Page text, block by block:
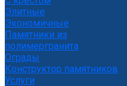
Элитные
Экономичные
Памятники из
полимергранита
Ограды
Конструктор памятников
Услуги